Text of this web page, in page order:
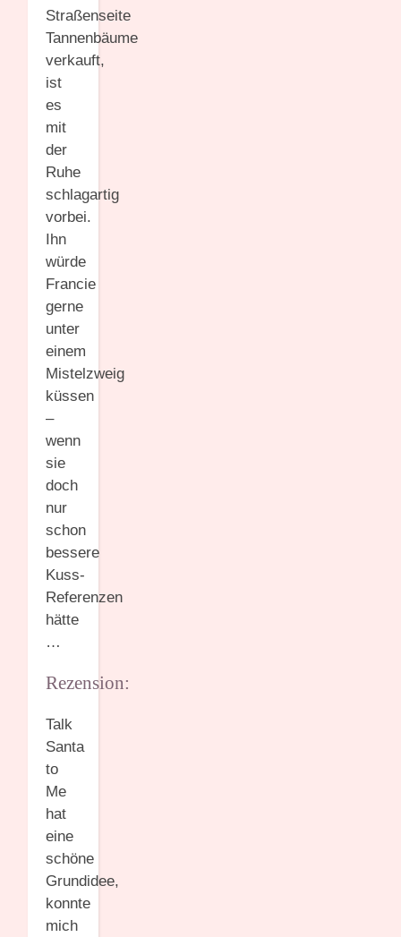
Straßenseite
Tannenbäume
verkauft,
ist
es
mit
der
Ruhe
schlagartig
vorbei.
Ihn
würde
Francie
gerne
unter
einem
Mistelzweig
küssen
–
wenn
sie
doch
nur
schon
bessere
Kuss-
Referenzen
hätte
…
Rezension:
Talk
Santa
to
Me
hat
eine
schöne
Grundidee,
konnte
mich